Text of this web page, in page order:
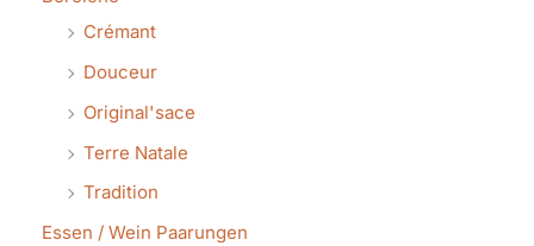
Crémant
Douceur
Original'sace
Terre Natale
Tradition
Essen / Wein Paarungen